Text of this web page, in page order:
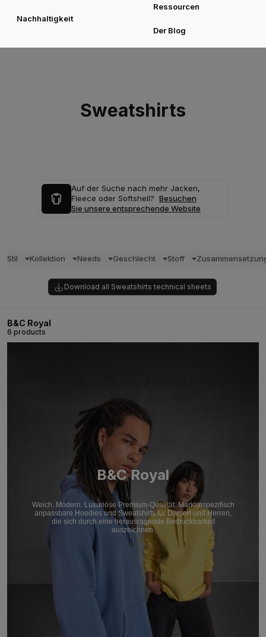
Nachhaltigkeit
Ressourcen
Der Blog
Sweatshirts
Auf der Suche nach mehr Jacken,
Fleece oder Softshell? Besuchen
Sie unsere entsprechende Website
Stil Kollektion Needs Geschlecht Stoff
Download all Sweatshirts technical sheets
B&C Royal
6 products
B&C Royal
Weich. Modern. Luxuriöse Premium-Qualität. Markenspezifisch
anpassbare Hoodies und Sweatshirts für Damen und Herren,
die sich durch eine herausragende Bedruckbarkeit
auszeichnen.